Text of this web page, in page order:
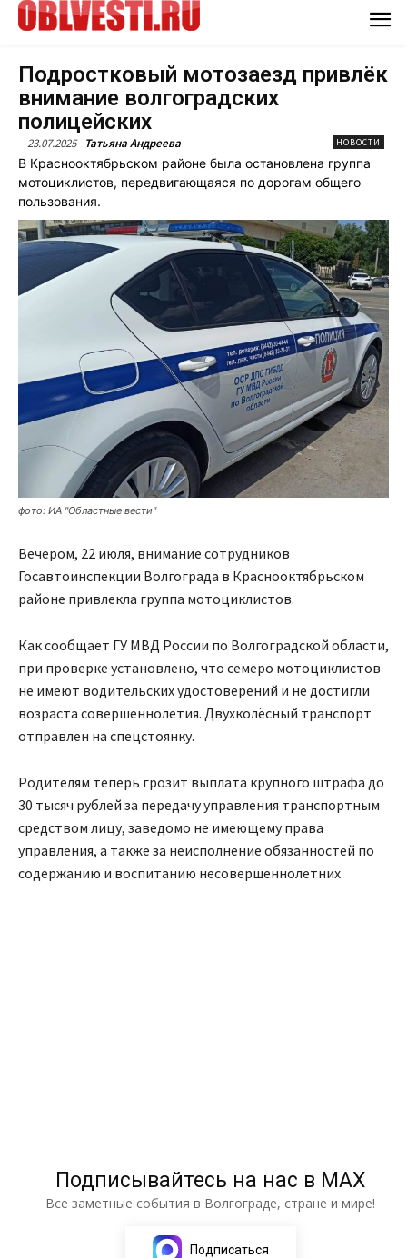
Подростковый мотозаезд привлёк
внимание волгоградских
полицейских
23.07.2025 Татьяна Андреева НОВОСТИ
В Краснооктябрьском районе была остановлена группа
мотоциклистов, передвигающаяся по дорогам общего
пользования.
фото: ИА "Oбластные вести"
Вечером, 22 июля, внимание сотрудников
Госавтоинспекции Волгограда в Краснооктябрьском
районе привлекла группа мотоциклистов.
Как сообщает ГУ МВД России по Волгоградской области,
при проверке установлено, что семеро мотоциклистов
не имеют водительских удостоверений и не достигли
возраста совершеннолетия. Двухколёсный транспорт
отправлен на спецстоянку.
Родителям теперь грозит выплата крупного штрафа до
30 тысяч рублей за передачу управления транспортным
средством лицу, заведомо не имеющему права
управления, а также за неисполнение обязанностей по
содержанию и воспитанию несовершеннолетних.
Подписывайтесь на нас в МАХ
Все заметные события в Волгограде, стране и мире!
Подписаться